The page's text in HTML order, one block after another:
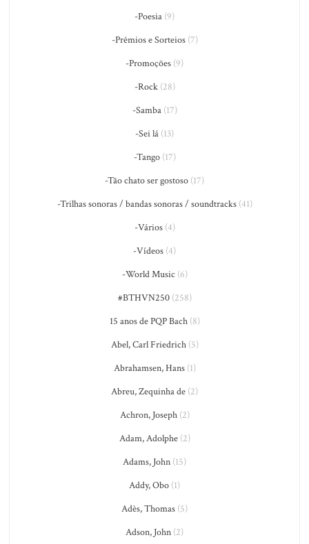
-Poesia (9)
-Prêmios e Sorteios(7)
-Promoções (9)
-Rock(28)
-Samba(17)
-Sei lá (13)
-Tango(17)
-Tão chato ser gostoso (17)
-Trilhas sonoras / bandas sonoras / soundtracks(41)
-Vários(4)
-Vídeos (4)
-World Music (6)
#BTHVN250(258)
15 anos de PQP Bach(8)
Abel, Carl Friedrich(5)
Abrahamsen, Hans(1)
Abreu, Zequinha de (2)
Achron, Joseph(2)
Adam, Adolphe(2)
Adams, John (15)
Addy, Obo (1)
Adès, Thomas (5)
Adson, John (2)